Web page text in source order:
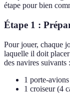
étape pour bien
Étape 1 :
Pour jouer, chaque
laquelle il doit
des navires suivants :
1 porte-
1 croiseur (4